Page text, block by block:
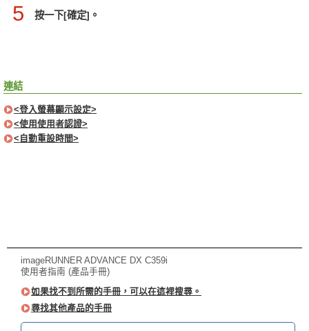
5 按一下[確定]。
連結
<登入螢幕顯示設定>
<使用使用者認證>
<自動重設時間>
imageRUNNER ADVANCE DX C359i
使用者指南 (產品手冊)
如果找不到所需的手冊，可以在這裡搜尋。
尋找其他產品的手冊